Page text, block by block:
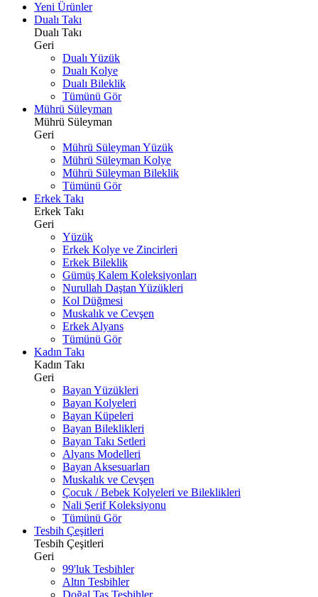
Yeni Ürünler
Dualı Takı
Dualı Takı
Geri
Dualı Yüzük
Dualı Kolye
Dualı Bileklik
Tümünü Gör
Mührü Süleyman
Mührü Süleyman
Geri
Mührü Süleyman Yüzük
Mührü Süleyman Kolye
Mührü Süleyman Bileklik
Tümünü Gör
Erkek Takı
Erkek Takı
Geri
Yüzük
Erkek Kolye ve Zincirleri
Erkek Bileklik
Gümüş Kalem Koleksiyonları
Nurullah Daştan Yüzükleri
Kol Düğmesi
Muskalık ve Cevşen
Erkek Alyans
Tümünü Gör
Kadın Takı
Kadın Takı
Geri
Bayan Yüzükleri
Bayan Kolyeleri
Bayan Küpeleri
Bayan Bileklikleri
Bayan Takı Setleri
Alyans Modelleri
Bayan Aksesuarları
Muskalık ve Cevşen
Çocuk / Bebek Kolyeleri ve Bileklikleri
Nali Şerif Koleksiyonu
Tümünü Gör
Tesbih Çeşitleri
Tesbih Çeşitleri
Geri
99'luk Tesbihler
Altın Tesbihler
Doğal Taş Tesbihler